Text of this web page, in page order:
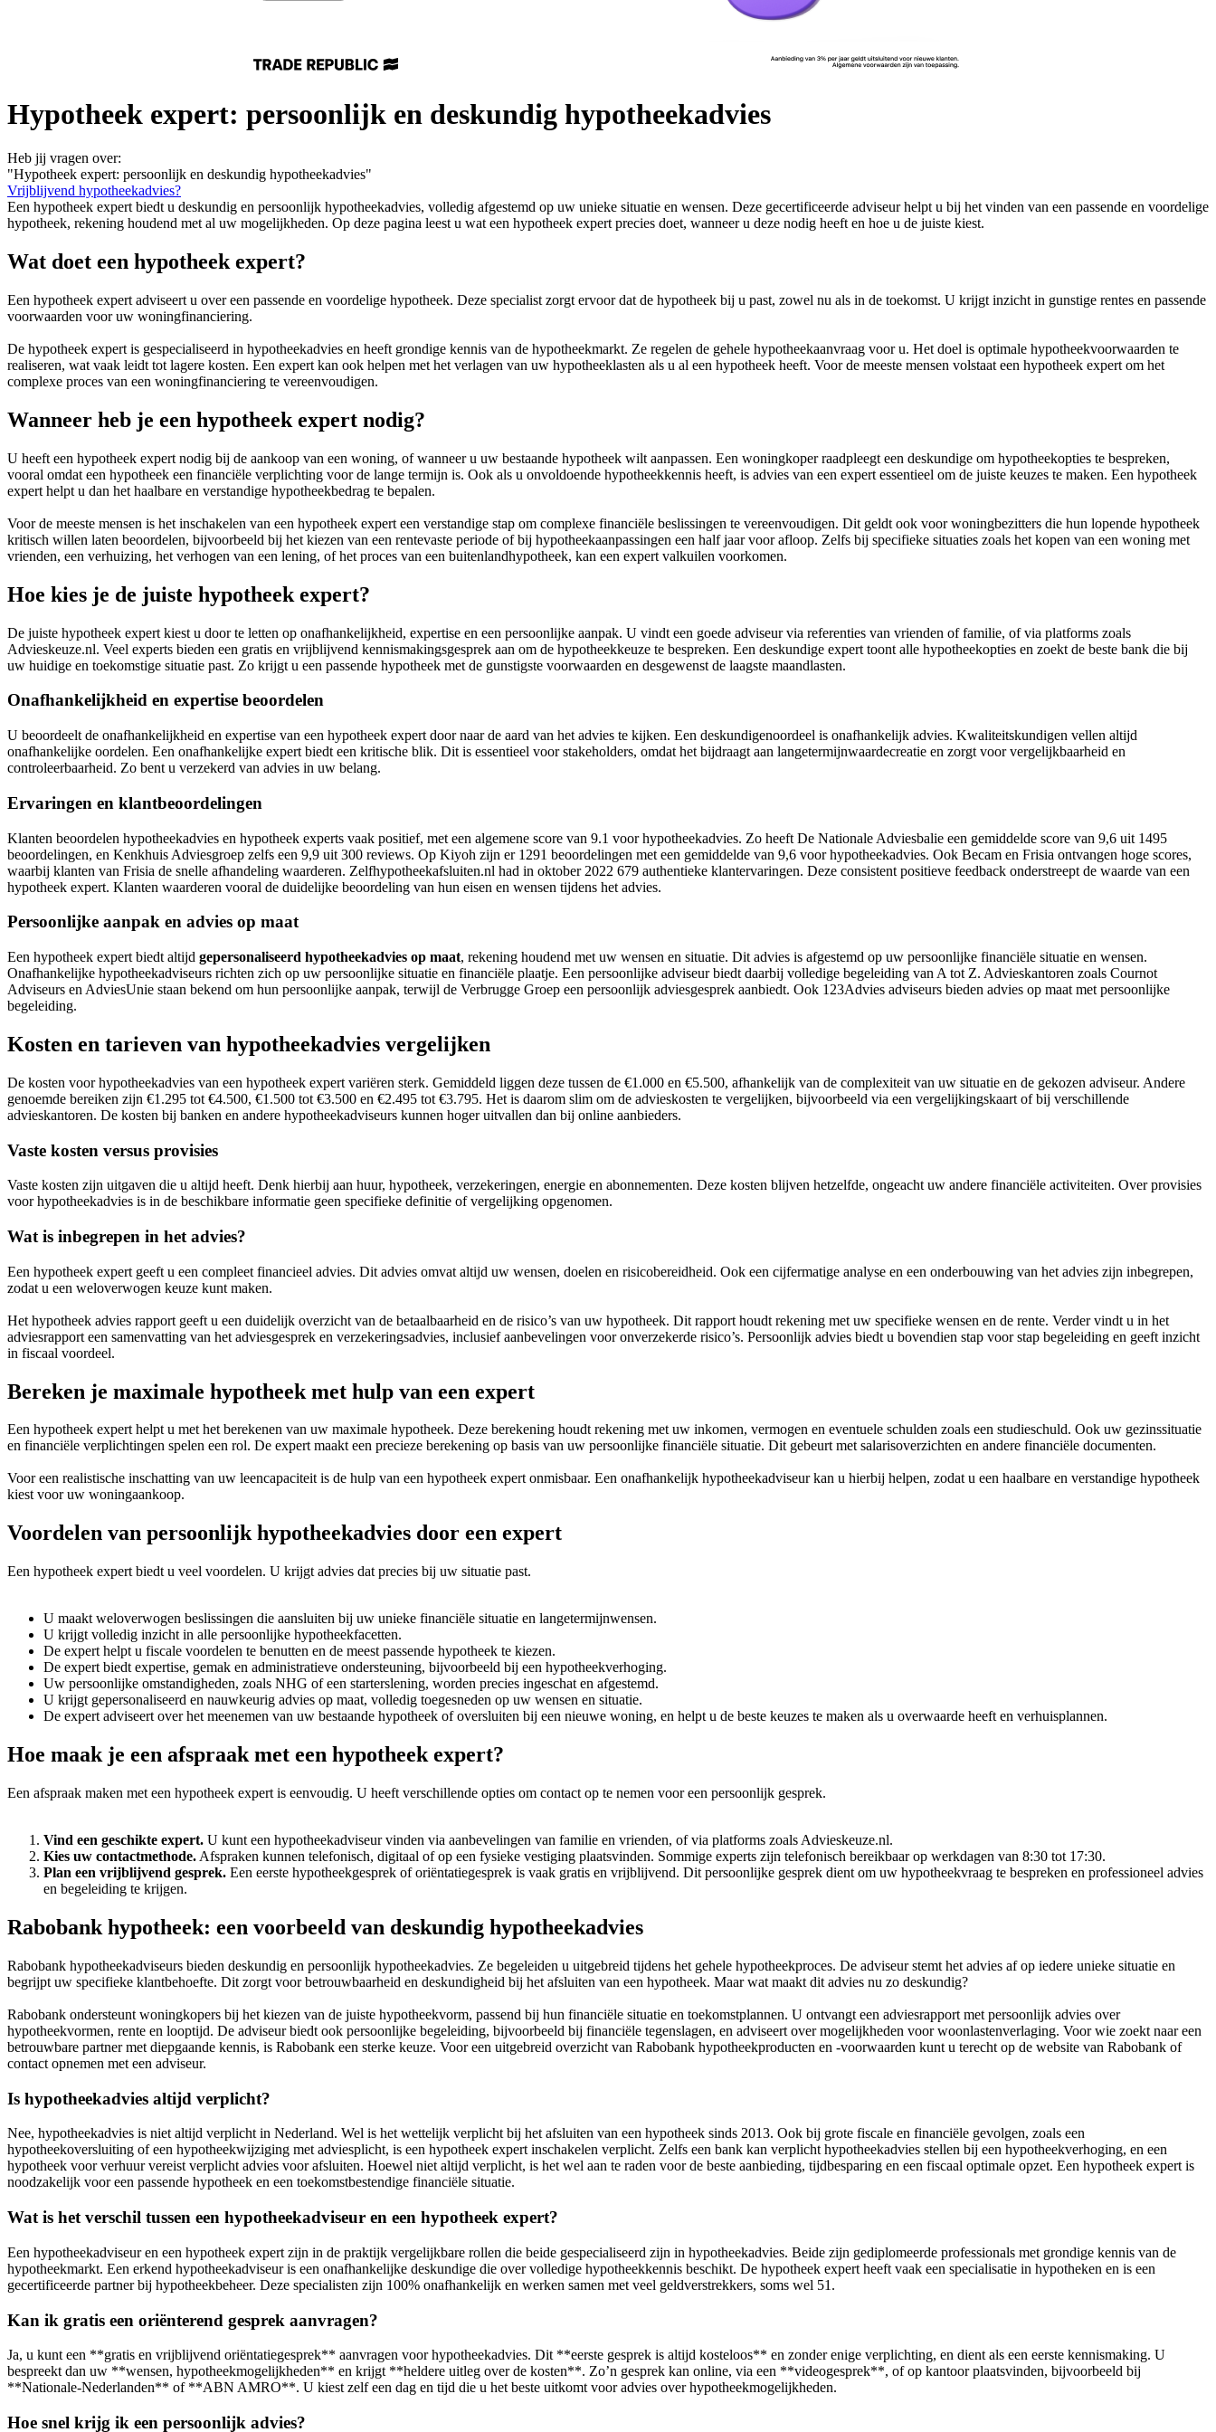
Hypotheek expert: persoonlijk en deskundig hypotheekadvies
Heb jij vragen over:
"Hypotheek expert: persoonlijk en deskundig hypotheekadvies"
Vrijblijvend hypotheekadvies?
Een hypotheek expert biedt u deskundig en persoonlijk hypotheekadvies, volledig afgestemd op uw unieke situatie en wensen. Deze gecertificeerde adviseur helpt u bij het vinden van een passende en voordelige
hypotheek, rekening houdend met al uw mogelijkheden. Op deze pagina leest u wat een hypotheek expert precies doet, wanneer u deze nodig heeft en hoe u de juiste kiest.
Wat doet een hypotheek expert?
Een hypotheek expert adviseert u over een passende en voordelige hypotheek. Deze specialist zorgt ervoor dat de hypotheek bij u past, zowel nu als in de toekomst. U krijgt inzicht in gunstige rentes en passende
voorwaarden voor uw woningfinanciering.
De hypotheek expert is gespecialiseerd in hypotheekadvies en heeft grondige kennis van de hypotheekmarkt. Ze regelen de gehele hypotheekaanvraag voor u. Het doel is optimale hypotheekvoorwaarden te
realiseren, wat vaak leidt tot lagere kosten. Een expert kan ook helpen met het verlagen van uw hypotheeklasten als u al een hypotheek heeft. Voor de meeste mensen volstaat een hypotheek expert om het
complexe proces van een woningfinanciering te vereenvoudigen.
Wanneer heb je een hypotheek expert nodig?
U heeft een hypotheek expert nodig bij de aankoop van een woning, of wanneer u uw bestaande hypotheek wilt aanpassen. Een woningkoper raadpleegt een deskundige om hypotheekopties te bespreken,
vooral omdat een hypotheek een financiële verplichting voor de lange termijn is. Ook als u onvoldoende hypotheekkennis heeft, is advies van een expert essentieel om de juiste keuzes te maken. Een hypotheek
expert helpt u dan het haalbare en verstandige hypotheekbedrag te bepalen.
Voor de meeste mensen is het inschakelen van een hypotheek expert een verstandige stap om complexe financiële beslissingen te vereenvoudigen. Dit geldt ook voor woningbezitters die hun lopende hypotheek
kritisch willen laten beoordelen, bijvoorbeeld bij het kiezen van een rentevaste periode of bij hypotheekaanpassingen een half jaar voor afloop. Zelfs bij specifieke situaties zoals het kopen van een woning met
vrienden, een verhuizing, het verhogen van een lening, of het proces van een buitenlandhypotheek, kan een expert valkuilen voorkomen.
Hoe kies je de juiste hypotheek expert?
De juiste hypotheek expert kiest u door te letten op onafhankelijkheid, expertise en een persoonlijke aanpak. U vindt een goede adviseur via referenties van vrienden of familie, of via platforms zoals
Advieskeuze.nl. Veel experts bieden een gratis en vrijblijvend kennismakingsgesprek aan om de hypotheekkeuze te bespreken. Een deskundige expert toont alle hypotheekopties en zoekt de beste bank die bij
uw huidige en toekomstige situatie past. Zo krijgt u een passende hypotheek met de gunstigste voorwaarden en desgewenst de laagste maandlasten.
Onafhankelijkheid en expertise beoordelen
U beoordeelt de onafhankelijkheid en expertise van een hypotheek expert door naar de aard van het advies te kijken. Een deskundigenoordeel is onafhankelijk advies. Kwaliteitskundigen vellen altijd
onafhankelijke oordelen. Een onafhankelijke expert biedt een kritische blik. Dit is essentieel voor stakeholders, omdat het bijdraagt aan langetermijnwaardecreatie en zorgt voor vergelijkbaarheid en
controleerbaarheid. Zo bent u verzekerd van advies in uw belang.
Ervaringen en klantbeoordelingen
Klanten beoordelen hypotheekadvies en hypotheek experts vaak positief, met een algemene score van 9.1 voor hypotheekadvies. Zo heeft De Nationale Adviesbalie een gemiddelde score van 9,6 uit 1495
beoordelingen, en Kenkhuis Adviesgroep zelfs een 9,9 uit 300 reviews. Op Kiyoh zijn er 1291 beoordelingen met een gemiddelde van 9,6 voor hypotheekadvies. Ook Becam en Frisia ontvangen hoge scores,
waarbij klanten van Frisia de snelle afhandeling waarderen. Zelfhypotheekafsluiten.nl had in oktober 2022 679 authentieke klantervaringen. Deze consistent positieve feedback onderstreept de waarde van een
hypotheek expert. Klanten waarderen vooral de duidelijke beoordeling van hun eisen en wensen tijdens het advies.
Persoonlijke aanpak en advies op maat
Een hypotheek expert biedt altijd gepersonaliseerd hypotheekadvies op maat, rekening houdend met uw wensen en situatie. Dit advies is afgestemd op uw persoonlijke financiële situatie en wensen.
Onafhankelijke hypotheekadviseurs richten zich op uw persoonlijke situatie en financiële plaatje. Een persoonlijke adviseur biedt daarbij volledige begeleiding van A tot Z. Advieskantoren zoals Cournot
Adviseurs en AdviesUnie staan bekend om hun persoonlijke aanpak, terwijl de Verbrugge Groep een persoonlijk adviesgesprek aanbiedt. Ook 123Advies adviseurs bieden advies op maat met persoonlijke
begeleiding.
Kosten en tarieven van hypotheekadvies vergelijken
De kosten voor hypotheekadvies van een hypotheek expert variëren sterk. Gemiddeld liggen deze tussen de €1.000 en €5.500, afhankelijk van de complexiteit van uw situatie en de gekozen adviseur. Andere
genoemde bereiken zijn €1.295 tot €4.500, €1.500 tot €3.500 en €2.495 tot €3.795. Het is daarom slim om de advieskosten te vergelijken, bijvoorbeeld via een vergelijkingskaart of bij verschillende
advieskantoren. De kosten bij banken en andere hypotheekadviseurs kunnen hoger uitvallen dan bij online aanbieders.
Vaste kosten versus provisies
Vaste kosten zijn uitgaven die u altijd heeft. Denk hierbij aan huur, hypotheek, verzekeringen, energie en abonnementen. Deze kosten blijven hetzelfde, ongeacht uw andere financiële activiteiten. Over provisies
voor hypotheekadvies is in de beschikbare informatie geen specifieke definitie of vergelijking opgenomen.
Wat is inbegrepen in het advies?
Een hypotheek expert geeft u een compleet financieel advies. Dit advies omvat altijd uw wensen, doelen en risicobereidheid. Ook een cijfermatige analyse en een onderbouwing van het advies zijn inbegrepen,
zodat u een weloverwogen keuze kunt maken.
Het hypotheek advies rapport geeft u een duidelijk overzicht van de betaalbaarheid en de risico’s van uw hypotheek. Dit rapport houdt rekening met uw specifieke wensen en de rente. Verder vindt u in het
adviesrapport een samenvatting van het adviesgesprek en verzekeringsadvies, inclusief aanbevelingen voor onverzekerde risico’s. Persoonlijk advies biedt u bovendien stap voor stap begeleiding en geeft inzicht
in fiscaal voordeel.
Bereken je maximale hypotheek met hulp van een expert
Een hypotheek expert helpt u met het berekenen van uw maximale hypotheek. Deze berekening houdt rekening met uw inkomen, vermogen en eventuele schulden zoals een studieschuld. Ook uw gezinssituatie
en financiële verplichtingen spelen een rol. De expert maakt een precieze berekening op basis van uw persoonlijke financiële situatie. Dit gebeurt met salarisoverzichten en andere financiële documenten.
Voor een realistische inschatting van uw leencapaciteit is de hulp van een hypotheek expert onmisbaar. Een onafhankelijk hypotheekadviseur kan u hierbij helpen, zodat u een haalbare en verstandige hypotheek
kiest voor uw woningaankoop.
Voordelen van persoonlijk hypotheekadvies door een expert
Een hypotheek expert biedt u veel voordelen. U krijgt advies dat precies bij uw situatie past.
U maakt weloverwogen beslissingen die aansluiten bij uw unieke financiële situatie en langetermijnwensen.
U krijgt volledig inzicht in alle persoonlijke hypotheekfacetten.
De expert helpt u fiscale voordelen te benutten en de meest passende hypotheek te kiezen.
De expert biedt expertise, gemak en administratieve ondersteuning, bijvoorbeeld bij een hypotheekverhoging.
Uw persoonlijke omstandigheden, zoals NHG of een starterslening, worden precies ingeschat en afgestemd.
U krijgt gepersonaliseerd en nauwkeurig advies op maat, volledig toegesneden op uw wensen en situatie.
De expert adviseert over het meenemen van uw bestaande hypotheek of oversluiten bij een nieuwe woning, en helpt u de beste keuzes te maken als u overwaarde heeft en verhuisplannen.
Hoe maak je een afspraak met een hypotheek expert?
Een afspraak maken met een hypotheek expert is eenvoudig. U heeft verschillende opties om contact op te nemen voor een persoonlijk gesprek.
Vind een geschikte expert. U kunt een hypotheekadviseur vinden via aanbevelingen van familie en vrienden, of via platforms zoals Advieskeuze.nl.
Kies uw contactmethode. Afspraken kunnen telefonisch, digitaal of op een fysieke vestiging plaatsvinden. Sommige experts zijn telefonisch bereikbaar op werkdagen van 8:30 tot 17:30.
Plan een vrijblijvend gesprek. Een eerste hypotheekgesprek of oriëntatiegesprek is vaak gratis en vrijblijvend. Dit persoonlijke gesprek dient om uw hypotheekvraag te bespreken en professioneel advies
en begeleiding te krijgen.
Rabobank hypotheek: een voorbeeld van deskundig hypotheekadvies
Rabobank hypotheekadviseurs bieden deskundig en persoonlijk hypotheekadvies. Ze begeleiden u uitgebreid tijdens het gehele hypotheekproces. De adviseur stemt het advies af op iedere unieke situatie en
begrijpt uw specifieke klantbehoefte. Dit zorgt voor betrouwbaarheid en deskundigheid bij het afsluiten van een hypotheek. Maar wat maakt dit advies nu zo deskundig?
Rabobank ondersteunt woningkopers bij het kiezen van de juiste hypotheekvorm, passend bij hun financiële situatie en toekomstplannen. U ontvangt een adviesrapport met persoonlijk advies over
hypotheekvormen, rente en looptijd. De adviseur biedt ook persoonlijke begeleiding, bijvoorbeeld bij financiële tegenslagen, en adviseert over mogelijkheden voor woonlastenverlaging. Voor wie zoekt naar een
betrouwbare partner met diepgaande kennis, is Rabobank een sterke keuze. Voor een uitgebreid overzicht van Rabobank hypotheekproducten en -voorwaarden kunt u terecht op de website van Rabobank of
contact opnemen met een adviseur.
Is hypotheekadvies altijd verplicht?
Nee, hypotheekadvies is niet altijd verplicht in Nederland. Wel is het wettelijk verplicht bij het afsluiten van een hypotheek sinds 2013. Ook bij grote fiscale en financiële gevolgen, zoals een
hypotheekoversluiting of een hypotheekwijziging met adviesplicht, is een hypotheek expert inschakelen verplicht. Zelfs een bank kan verplicht hypotheekadvies stellen bij een hypotheekverhoging, en een
hypotheek voor verhuur vereist verplicht advies voor afsluiten. Hoewel niet altijd verplicht, is het wel aan te raden voor de beste aanbieding, tijdbesparing en een fiscaal optimale opzet. Een hypotheek expert is
noodzakelijk voor een passende hypotheek en een toekomstbestendige financiële situatie.
Wat is het verschil tussen een hypotheekadviseur en een hypotheek expert?
Een hypotheekadviseur en een hypotheek expert zijn in de praktijk vergelijkbare rollen die beide gespecialiseerd zijn in hypotheekadvies. Beide zijn gediplomeerde professionals met grondige kennis van de
hypotheekmarkt. Een erkend hypotheekadviseur is een onafhankelijke deskundige die over volledige hypotheekkennis beschikt. De hypotheek expert heeft vaak een specialisatie in hypotheken en is een
gecertificeerde partner bij hypotheekbeheer. Deze specialisten zijn 100% onafhankelijk en werken samen met veel geldverstrekkers, soms wel 51.
Kan ik gratis een oriënterend gesprek aanvragen?
Ja, u kunt een **gratis en vrijblijvend oriëntatiegesprek** aanvragen voor hypotheekadvies. Dit **eerste gesprek is altijd kosteloos** en zonder enige verplichting, en dient als een eerste kennismaking. U
bespreekt dan uw **wensen, hypotheekmogelijkheden** en krijgt **heldere uitleg over de kosten**. Zo’n gesprek kan online, via een **videogesprek**, of op kantoor plaatsvinden, bijvoorbeeld bij
**Nationale-Nederlanden** of **ABN AMRO**. U kiest zelf een dag en tijd die u het beste uitkomt voor advies over hypotheekmogelijkheden.
Hoe snel krijg ik een persoonlijk advies?